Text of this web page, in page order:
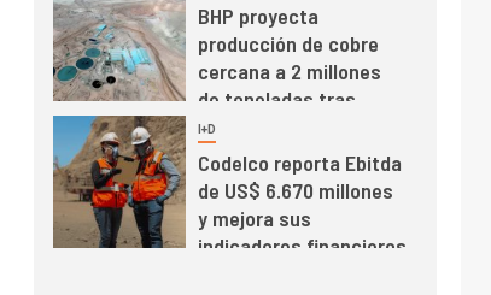
BHP proyecta
producción de cobre
cercana a 2 millones
de toneladas tras
récord en Escondida
I+D
Codelco reporta Ebitda
de US$ 6.670 millones
y mejora sus
indicadores financieros